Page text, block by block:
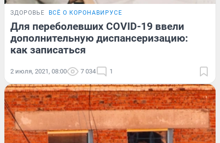
ЗДОРОВЬЕ ВСЁ О КОРОНАВИРУСЕ
Для переболевших COVID-19 ввели
дополнительную диспансеризацию:
как записаться
2 июля, 2021, 08:00 7 034 1